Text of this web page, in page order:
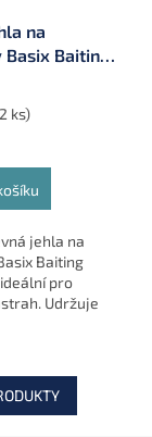
na
Basix Baiting
ks)
jehla na
Baiting
pro
Udržuje